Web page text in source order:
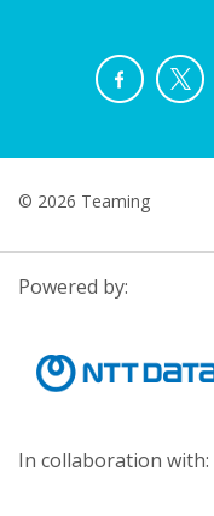
© 2026 Teaming
Powered by:
In collaboration with: